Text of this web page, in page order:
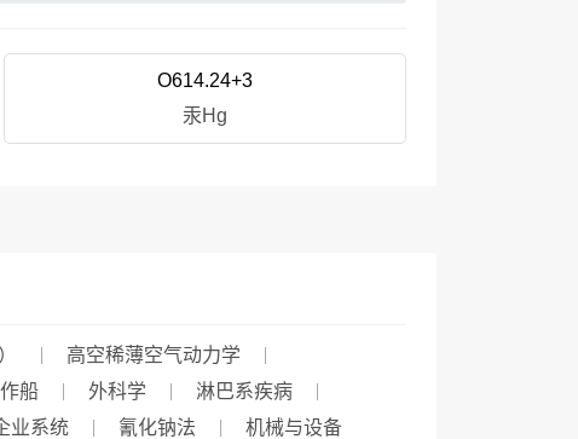
O614.24+3
汞Hg
高空稀薄空气动力学
船 外科学
淋巴系疾病
业系统 氰化钠法 机械与设备